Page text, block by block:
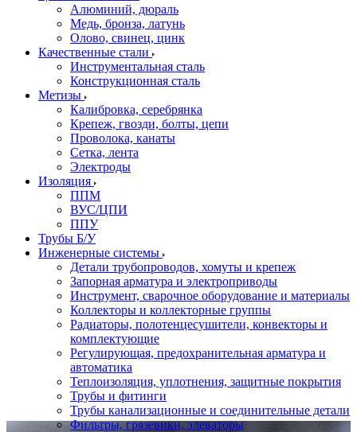
Алюминий, дюраль
Медь, бронза, латунь
Олово, cвинец, цинк
Качественные стали
Инструментальная сталь
Конструкционная сталь
Метизы
Калибровка, серебрянка
Крепеж, гвозди, болты, цепи
Проволока, канаты
Сетка, лента
Электроды
Изоляция
ППМ
ВУС/ЦПИ
ППУ
Трубы Б/У
Инженерные системы
Детали трубопроводов, хомуты и крепеж
Запорная арматура и электроприводы
Инструмент, сварочное оборудование и материалы
Коллекторы и коллекторные группы
Радиаторы, полотенцесушители, конвекторы и
комплектующие
Регулирующая, предохранительная арматура и
автоматика
Теплоизоляция, уплотнения, защитные покрытия
Трубы и фитинги
Трубы канализационные и соединительные детали
Фильтры, грязевики, элеваторы